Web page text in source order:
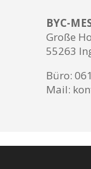
BYC-
Große
55263
Büro:
Mail: